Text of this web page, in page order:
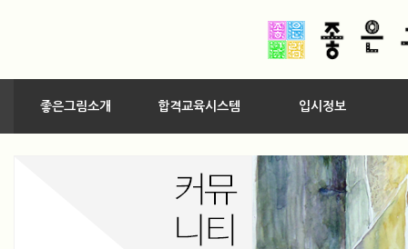
좋은그림소개 합격교육시스템 입시정보